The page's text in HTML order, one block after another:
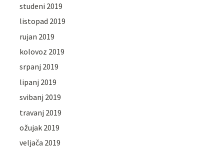
studeni 2019
listopad 2019
rujan 2019
kolovoz 2019
srpanj 2019
lipanj 2019
svibanj 2019
travanj 2019
ožujak 2019
veljača 2019